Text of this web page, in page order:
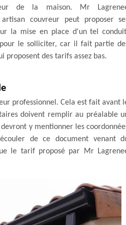
de la maison. Mr
couvreur peut proposer
la mise en place d'un tel
pour le solliciter, car il fait partie
proposent des tarifs assez bas.
professionnel. Cela est fait avant
doivent remplir au préalable
y mentionner les
de ce document venant
le tarif proposé par Mr